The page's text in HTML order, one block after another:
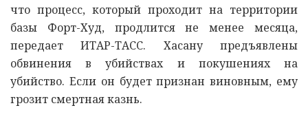
что процесс, который проходит на территории
базы Форт-Худ, продлится не менее месяца,
передает ИТАР-ТАСС. Хасану предъявлены
обвинения в убийствах и покушениях на
убийство. Если он будет признан виновным, ему
грозит смертная казнь.